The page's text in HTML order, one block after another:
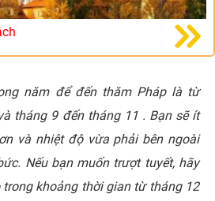
năm để đến thăm Pháp là từ
tháng 9 đến tháng 11 . Bạn sẽ ít
và nhiệt độ vừa phải bên ngoài
Nếu bạn muốn trượt tuyết, hãy
khoảng thời gian từ tháng 12